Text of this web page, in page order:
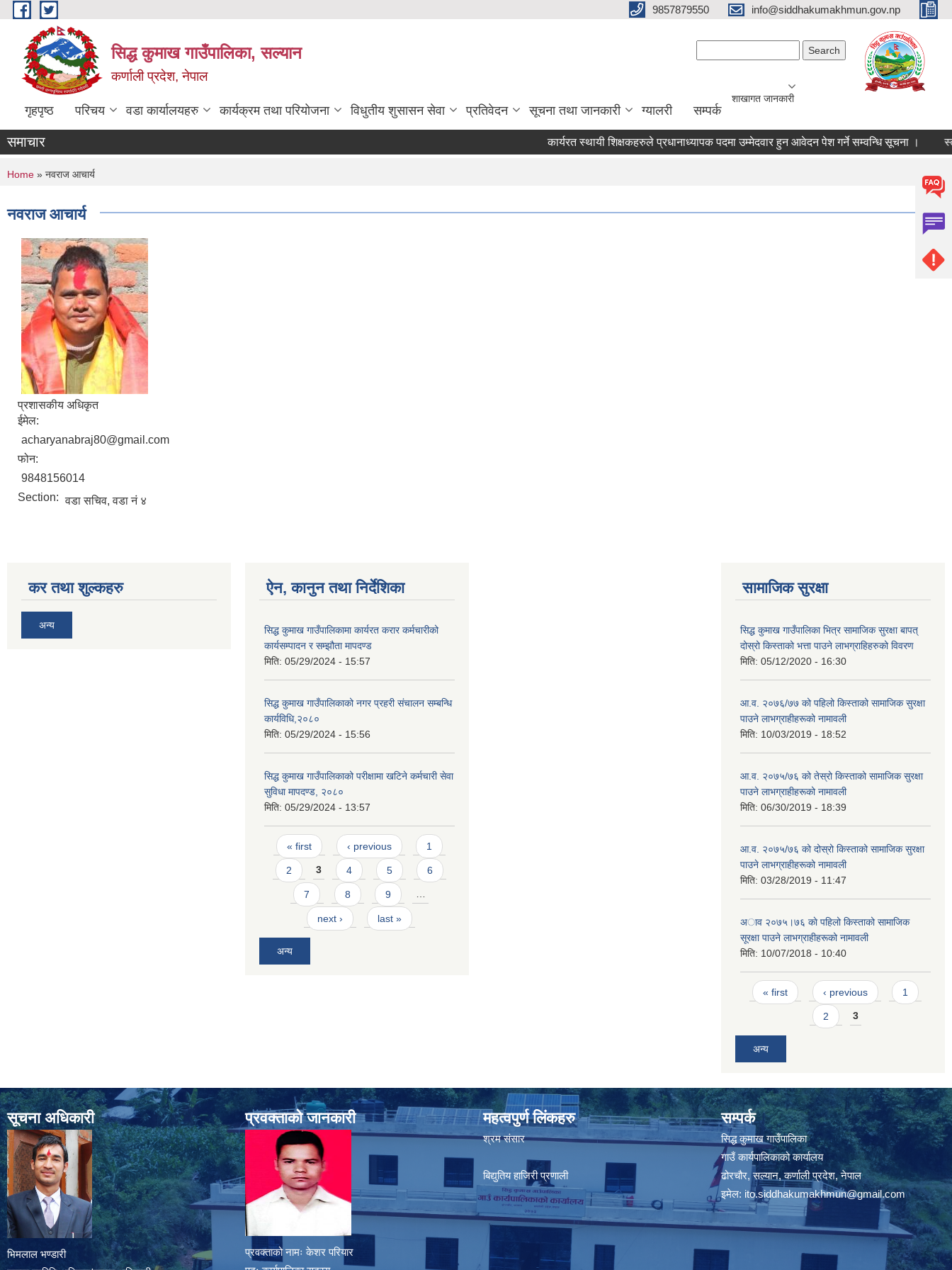
Skip to main content 9857879550 info@siddhakumakhmun.gov.np
सिद्ध कुमाख गाउँपालिका, सल्यान
कर्णाली प्रदेश, नेपाल
गृहपृष्ठ परिचय वडा कार्यालयहरु कार्यक्रम तथा परियोजना विधुतीय शुसासन सेवा प्रतिवेदन सूचना तथा जानकारी ग्यालरी सम्पर्क
शाखागत जानकारी
समाचार कार्यरत स्थायी शिक्षकहरुले प्रधानाध्यापक पदमा उम्मेदवार हुन आवेदन पेश गर्ने सम्वन्धि सूचना ।
You are here
Home » नवराज आचार्य
नवराज आचार्य
प्रशासकीय अधिकृत
ईमेल:
acharyanabraj80@gmail.com
फोन:
9848156014
Section: वडा सचिव, वडा नं ४
कर तथा शुल्कहरु
अन्य
ऐन, कानुन तथा निर्देशिका
सिद्ध कुमाख गाउँपालिकामा कार्यरत करार कर्मचारीको
कार्यसम्पादन र सम्झौता मापदण्ड
मिति: 05/29/2024 - 15:57
सिद्ध कुमाख गाउँपालिकाको नगर प्रहरी संचालन सम्बन्धि
कार्यविधि,२०८०
मिति: 05/29/2024 - 15:56
सिद्ध कुमाख गाउँपालिकाको परीक्षामा खटिने कर्मचारी सेवा
सुविधा मापदण्ड, २०८०
मिति: 05/29/2024 - 13:57
Pages
« first ‹ previous 1
2 3 4 5 6
7 8 9 …
next › last »
अन्य
सामाजिक सुरक्षा
सिद्ध कुमाख गाउँपालिका भित्र सामाजिक सुरक्षा बापत्
दोस्रो किस्ताको भत्ता पाउने लाभग्राहिहरुको विवरण
मिति: 05/12/2020 - 16:30
आ‍.व. २०७६/७७ को पहिलो किस्ताको सामाजिक सुरक्षा
पाउने लाभग्राहीहरूको नामावली
मिति: 10/03/2019 - 18:52
आ‍.व. २०७५/७६ को तेस्रो किस्ताको सामाजिक सुरक्षा
पाउने लाभग्राहीहरूको नामावली
मिति: 06/30/2019 - 18:39
आ‍.व. २०७५/७६ को दोस्रो किस्ताको सामाजिक सुरक्षा
पाउने लाभग्राहीहरूको नामावली
मिति: 03/28/2019 - 11:47
अाव २०७५।७६ काे पहिलो किस्ताको सामाजिक
सूरक्षा पाउने लाभग्राहीहरूको नामावली
मिति: 10/07/2018 - 10:40
Pages
« first ‹ previous 1
2 3
अन्य
सूचना अधिकारी
भिमलाल भण्डारी
प्रवक्ताको जानकारी
प्रवक्ताको नामः केशर परियार
महत्वपुर्ण लिंकहरु
श्रम संसार
बिद्युतिय हाजिरी प्रणाली
सम्पर्क
सिद्ध कुमाख गाउँपालिका
गाउँ कार्यपालिकाको कार्यालय
ढोरचौर, सल्यान, कर्णाली प्रदेश, नेपाल
इमेल: ito.siddhakumakhmun@gmail.com